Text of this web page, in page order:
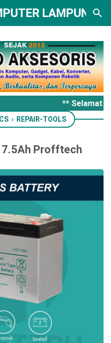
LAMPUNG
** Selamat
› REPAIR-TOOLS
7.5Ah Profftech